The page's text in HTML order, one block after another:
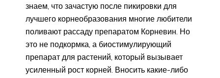
знаем, что зачастую после пикировки для
лучшего корнеобразования многие любители
поливают рассаду препаратом Корневин. Но
это не подкормка, а биостимулирующий
препарат для растений, который вызывает
усиленный рост корней. Вносить какие-либо